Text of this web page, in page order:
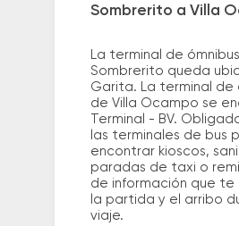
Sombrerito a Villa
La terminal de
Sombrerito queda
Garita. La terminal de
de Villa Ocampo se
Terminal - BV.
las terminales de bus
encontrar kioscos,
paradas de taxi o
de información que te
la partida y el arribo
viaje.